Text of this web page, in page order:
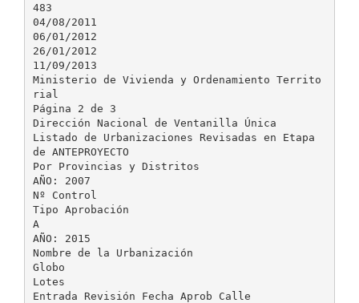
483
04/08/2011
06/01/2012
26/01/2012
11/09/2013
Ministerio de Vivienda y Ordenamiento Territo
rial
Página 2 de 3
Dirección Nacional de Ventanilla Única
Listado de Urbanizaciones Revisadas en Etapa
de ANTEPROYECTO
Por Provincias y Distritos
AÑO: 2007
Nº Control
Tipo Aprobación
A
AÑO: 2015
Nombre de la Urbanización
Globo
Lotes
Entrada Revisión Fecha Aprob Calle